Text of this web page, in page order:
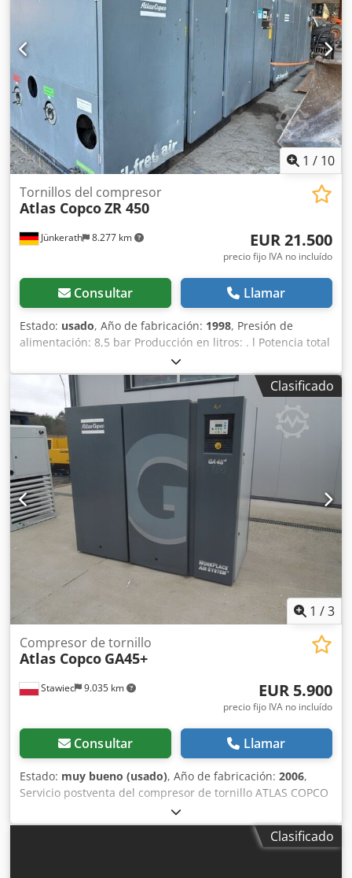
1 / 10
Jünkerath 8.277 km
Tornillos del compresor
Atlas CopcoZR 450
EUR 21.500
precio fijo IVA no incluído
Consultar Llamar
Estado: usado, Año de fabricación: 1998, Presión de
alimentación: 8,5 bar Producción en litros: . l Potencia total
requerida: 454 kW Dcedsx Edwuepfx Aftek Cuatro
unidades en el paquete Vulcast Cargamos nosotros Buen
estado Año de fabricación: 2013 Peso aprox. 8 t por unidad
3 unidades zr 450 1 unidad zh 500 Todas vendidas como
un paquete
Clasificado
1 /3
Stawiec 9.035 km
Compresor de tornillo
Atlas Copco GA45+
EUR 5.900
precio fijo IVA no incluído
Consultar Llamar
Estado: muy bueno (usado), Año de fabricación: 2006,
Servicio postventa del compresor de tornillo ATLAS COPCO
GA45plus Datos técnicos: capacidad: 8,56 m3/min; motor
de 45 KW,; presión máxima 7,5 bar; año;2006
¡¡¡kilometraje;12746h!!! 25500 neto 31365 bruto Compresor
Clasificado